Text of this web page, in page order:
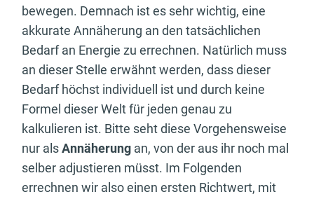
bewegen. Demnach ist es sehr wichtig, eine
akkurate Annäherung an den tatsächlichen
Bedarf an Energie zu errechnen. Natürlich muss
an dieser Stelle erwähnt werden, dass dieser
Bedarf höchst individuell ist und durch keine
Formel dieser Welt für jeden genau zu
kalkulieren ist. Bitte seht diese Vorgehensweise
nur alsAnnäherung an, von der aus ihr noch mal
selber adjustieren müsst. Im Folgenden
errechnen wir also einen ersten Richtwert, mit